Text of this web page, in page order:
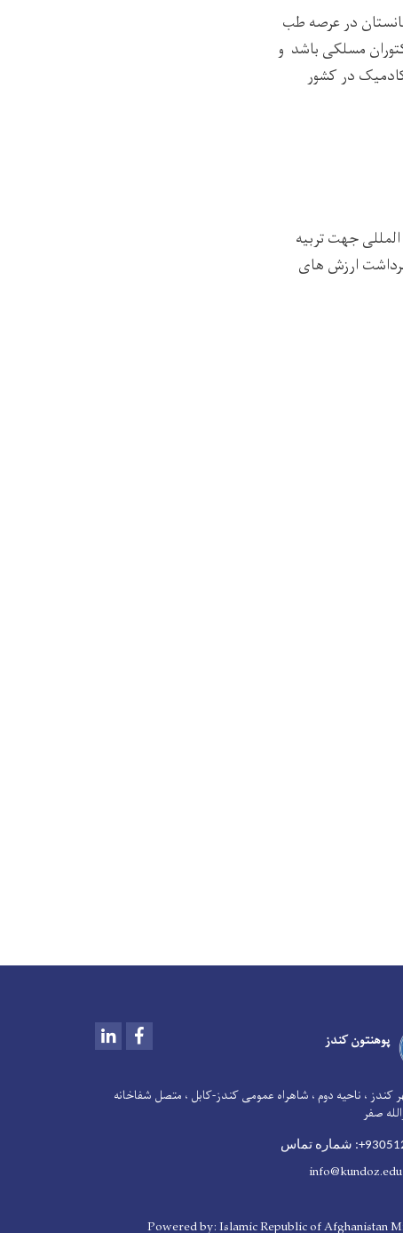
در عرصه طب
مسلکی باشد و
در کشور
جهت تربیه
ارزش های
پوهنتون کندز LinkedIn
کندز ، ناحیه دوم ، شاهراه عمومی کندز-کابل ، متصل شفاخانه
صفر
شماره تماس
i
Powered by: Islamic Republic of Afghanistan